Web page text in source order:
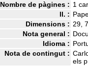
Nombre de pàgines : 1
ll. :
Dimensions : 29,
Nota general :
Idioma :
Nota de contingut :
els